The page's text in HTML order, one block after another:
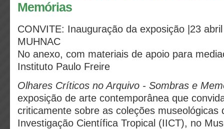
Memórias
CONVITE: Inauguração da exposição |23
MUHNAC
No anexo, com materiais de apoio para
Instituto Paulo Freire
Olhares Críticos no Arquivo - Sombras e
exposição de arte contemporânea que
criticamente sobre as coleções museológicas
Investigação Científica Tropical (IICT), no